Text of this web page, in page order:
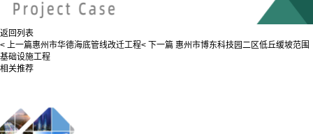
返回列表
< 上一篇惠州市华德海底管线改迁工程< 下一篇 惠州市博东科技园二区低丘缓坡范围
基础设施工程
相关推荐